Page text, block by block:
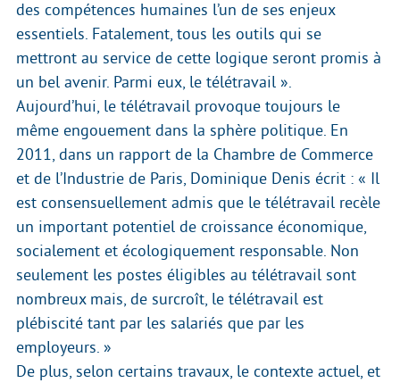
des compétences humaines l’un de ses enjeux
essentiels. Fatalement, tous les outils qui se
mettront au service de cette logique seront promis à
un bel avenir. Parmi eux, le télétravail ».
Aujourd’hui, le télétravail provoque toujours le
même engouement dans la sphère politique. En
2011, dans un rapport de la Chambre de Commerce
et de l’Industrie de Paris, Dominique Denis écrit : « Il
est consensuellement admis que le télétravail recèle
un important potentiel de croissance économique,
socialement et écologiquement responsable. Non
seulement les postes éligibles au télétravail sont
nombreux mais, de surcroît, le télétravail est
plébiscité tant par les salariés que par les
employeurs. »
De plus, selon certains travaux, le contexte actuel, et